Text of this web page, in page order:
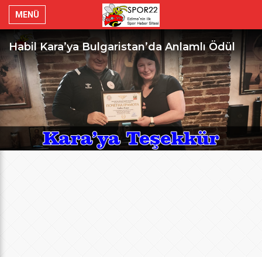
MENÜ
Habil Kara’ya Bulgaristan’da Anlamlı Ödül